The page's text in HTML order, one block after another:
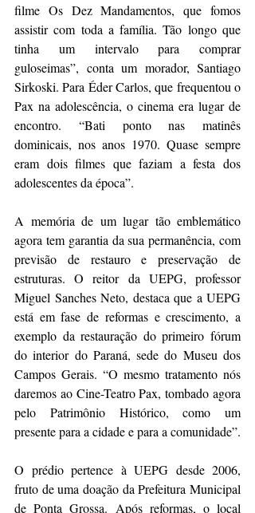
filme Os Dez Mandamentos, que fomos
assistir com toda a família. Tão longo que
tinha um intervalo para comprar
guloseimas”, conta um morador, Santiago
Sirkoski. Para Éder Carlos, que frequentou o
Pax na adolescência, o cinema era lugar de
encontro. “Bati ponto nas matinês
dominicais, nos anos 1970. Quase sempre
eram dois filmes que faziam a festa dos
adolescentes da época”.
A memória de um lugar tão emblemático
agora tem garantia da sua permanência, com
previsão de restauro e preservação de
estruturas. O reitor da UEPG, professor
Miguel Sanches Neto, destaca que a UEPG
está em fase de reformas e crescimento, a
exemplo da restauração do primeiro fórum
do interior do Paraná, sede do Museu dos
Campos Gerais. “O mesmo tratamento nós
daremos ao Cine-Teatro Pax, tombado agora
pelo Patrimônio Histórico, como um
presente para a cidade e para a comunidade”.
O prédio pertence à UEPG desde 2006,
fruto de uma doação da Prefeitura Municipal
de Ponta Grossa. Após reformas, o local